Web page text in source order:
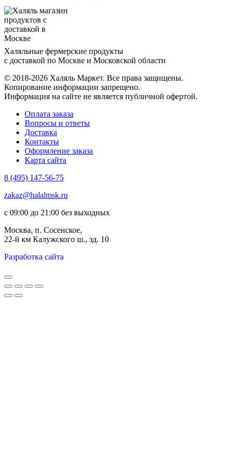
Халяльные фермерские продукты
с доставкой по Москве и Московской области
© 2018-2026 Халяль Маркет. Все права защищены.
Копирование информации запрещено.
Информация на сайте не является публичной офертой.
Оплата заказа
Вопросы и ответы
Доставка
Контакты
Оформление заказа
Карта сайта
8 (495) 147-56-75
zakaz@halalmsk.ru
с 09:00 до 21:00 без выходных
Москва, п. Сосенское,
22-й км Калужского ш., зд. 10
Разработка сайта